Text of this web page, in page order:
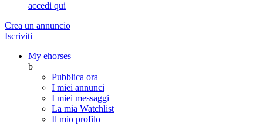
accedi qui
Crea un annuncio
Iscriviti
My ehorses
b
Pubblica ora
I miei annunci
I miei messaggi
La mia Watchlist
Il mio profilo